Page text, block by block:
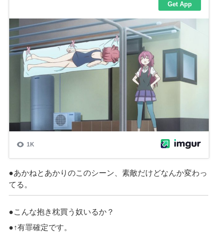
●あかねとあかりのこのシーン、素敵だけどなんか変わっ
てる。
●こんな抱き枕買う奴いるか？
●↑有罪確定です。